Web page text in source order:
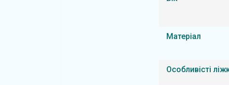
Матеріал
Особливісті